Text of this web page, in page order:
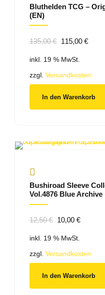
Bluthelden TCG –
(EN)
135,00€ Ursprünglicher
war:
135,00 €
115,00 €
inkl. 19 % MwSt.
zzgl. Versandkosten
In den Warenkorb
Bushiroad Sleeve
Vol.4876 Blue Archive
12,50€ Ursprünglicher
war:
12,50 €
10,00 €Aktueller
10,00 €.
inkl. 19 % MwSt.
zzgl. Versandkosten
In den Warenkorb